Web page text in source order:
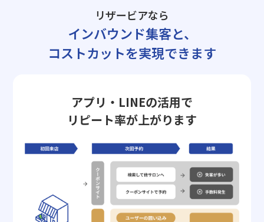
リザービアなら
インバウンド集客と、
コストカットを実現できます
アプリ・LINEの活用で
リピート率が上がります